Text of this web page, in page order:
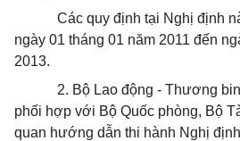
Các quy định tại Nghị định
ngày 01 tháng 01 năm 2011 đến
2013.
2. Bộ Lao động - Thương
phối hợp với Bộ Quốc phòng, Bộ
quan hướng dẫn thi hành Nghị